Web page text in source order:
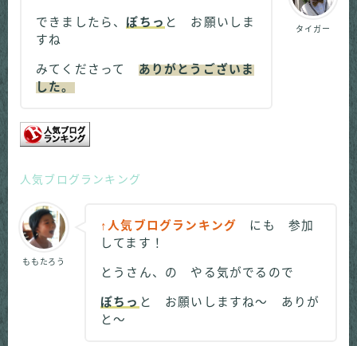
タイガー
できましたら、 ぽちっ と お願いしま
すね
みてくださって ありがとうございま
した。
人気ブログランキング
ももたろう
↑人気ブログランキング にも 参加
してます！
とうさん、の やる気がでるので
ぽちっ と お願いしますね～ ありが
と～